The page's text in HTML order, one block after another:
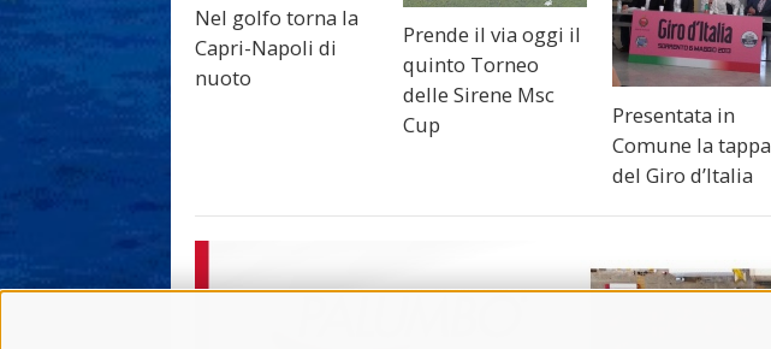
Nel golfo torna la
Capri-Napoli di
nuoto
Prende il via oggi il
quinto Torneo
delle Sirene Msc
Cup
Presentata in
Comune la tappa
del Giro d’Italia